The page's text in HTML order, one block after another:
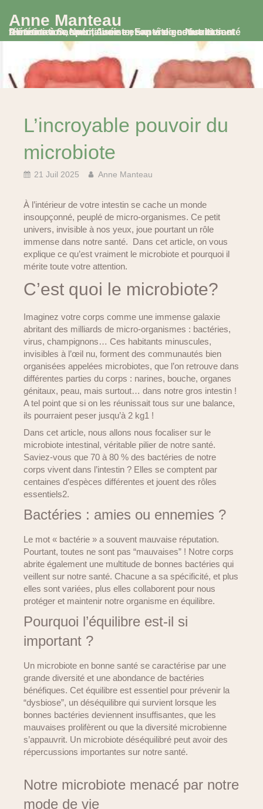
Anne Manteau
Diététicienne Nutritionniste, Experte en Nutrition et Alimentation, spécialisée en santé digestive et santé féminine à Saumur, Avoine et en visio consultation
L’incroyable pouvoir du
microbiote
21 Juil 2025 Anne Manteau
À l’intérieur de votre intestin se cache un monde
insoupçonné, peuplé de micro-organismes. Ce petit
univers, invisible à nos yeux, joue pourtant un rôle
immense dans notre santé. Dans cet article, on vous
explique ce qu’est vraiment le microbiote et pourquoi il
mérite toute votre attention.
C’est quoi le microbiote?
Imaginez votre corps comme une immense galaxie
abritant des milliards de micro-organismes : bactéries,
virus, champignons… Ces habitants minuscules,
invisibles à l’œil nu, forment des communautés bien
organisées appelées microbiotes, que l’on retrouve dans
différentes parties du corps : narines, bouche, organes
génitaux, peau, mais surtout… dans notre gros intestin !
A tel point que si on les réunissait tous sur une balance,
ils pourraient peser jusqu’à 2 kg1 !
Dans cet article, nous allons nous focaliser sur le
microbiote intestinal, véritable pilier de notre santé.
Saviez-vous que 70 à 80 % des bactéries de notre
corps vivent dans l’intestin ? Elles se comptent par
centaines d’espèces différentes et jouent des rôles
essentiels2.
Bactéries : amies ou ennemies ?
Le mot « bactérie » a souvent mauvaise réputation.
Pourtant, toutes ne sont pas “mauvaises” ! Notre corps
abrite également une multitude de bonnes bactéries qui
veillent sur notre santé. Chacune a sa spécificité, et plus
elles sont variées, plus elles collaborent pour nous
protéger et maintenir notre organisme en équilibre.
Pourquoi l’équilibre est-il si
important ?
Un microbiote en bonne santé se caractérise par une
grande diversité et une abondance de bactéries
bénéfiques. Cet équilibre est essentiel pour prévenir la
“dysbiose”, un déséquilibre qui survient lorsque les
bonnes bactéries deviennent insuffisantes, que les
mauvaises prolifèrent ou que la diversité microbienne
s’appauvrit. Un microbiote déséquilibré peut avoir des
répercussions importantes sur notre santé.
Notre microbiote menacé par notre
mode de vie